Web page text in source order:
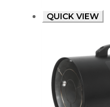
QUICK VIEW